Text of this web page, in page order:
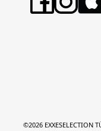
©2026 EXXESELECTION